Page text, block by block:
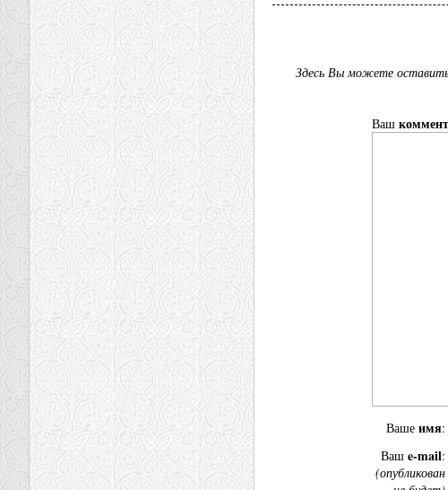
Здесь Вы можете
Ваш
Ваше имя:
Ваш e-mail:
(опубликован